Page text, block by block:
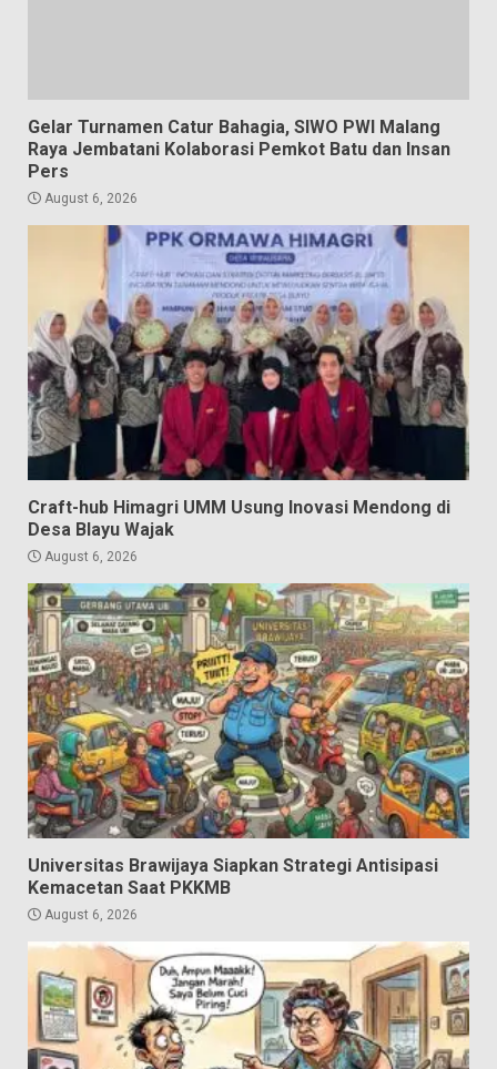
Gelar Turnamen Catur Bahagia, SIWO PWI Malang
Raya Jembatani Kolaborasi Pemkot Batu dan Insan
Pers
August 6, 2026
Craft-hub Himagri UMM Usung Inovasi Mendong di
Desa Blayu Wajak
August 6, 2026
Universitas Brawijaya Siapkan Strategi Antisipasi
Kemacetan Saat PKKMB
August 6, 2026